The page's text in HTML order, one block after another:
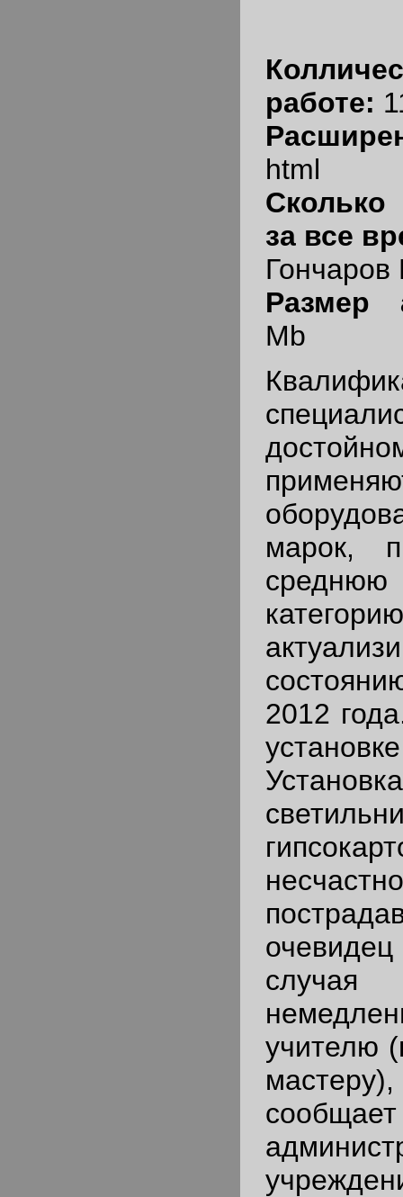
работе:
html
Сколько
за все
Гончаров
Mb
марок,
2012
учителю